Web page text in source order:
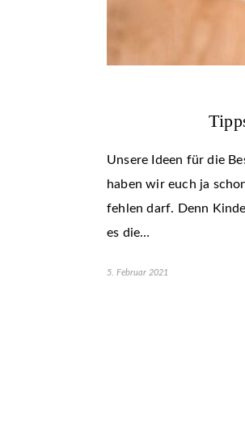
Unsere Ideen für die
haben wir euch ja
fehlen darf. Denn
es die…
5. Februar 2021